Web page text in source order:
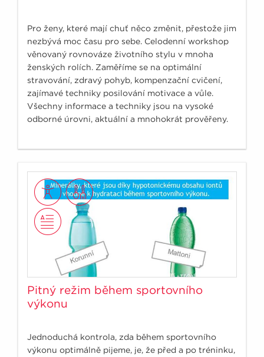
Pro ženy, které mají chuť něco změnit, přestože jim
nezbývá moc času pro sebe. Celodenní workshop
věnovaný rovnováze životního stylu v mnoha
ženských rolích. Zaměříme se na optimální
stravování, zdravý pohyb, kompenzační cvičení,
zajímavé techniky posilování motivace a vůle.
Všechny informace a techniky jsou na vysoké
odborné úrovni, aktuální a mnohokrát prověřeny.
Pitný režim během sportovního
výkonu
Jednoduchá kontrola, zda během sportovního
výkonu optimálně pijeme, je, že před a po tréninku,